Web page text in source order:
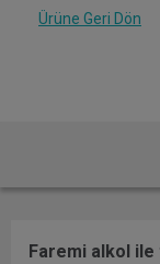
Ürüne Geri Dön
Faremi alkol